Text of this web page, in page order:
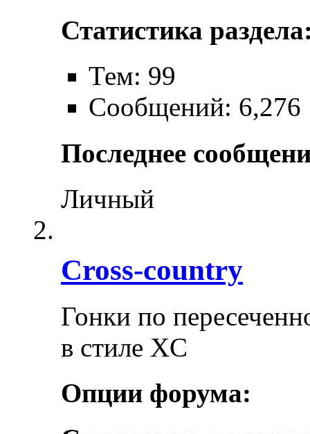
Статистика
Тем: 99
Сообщений: 6,276
Последнее
Личный
Cross-сountry
Гонки по
в стиле XC
Опции форума: